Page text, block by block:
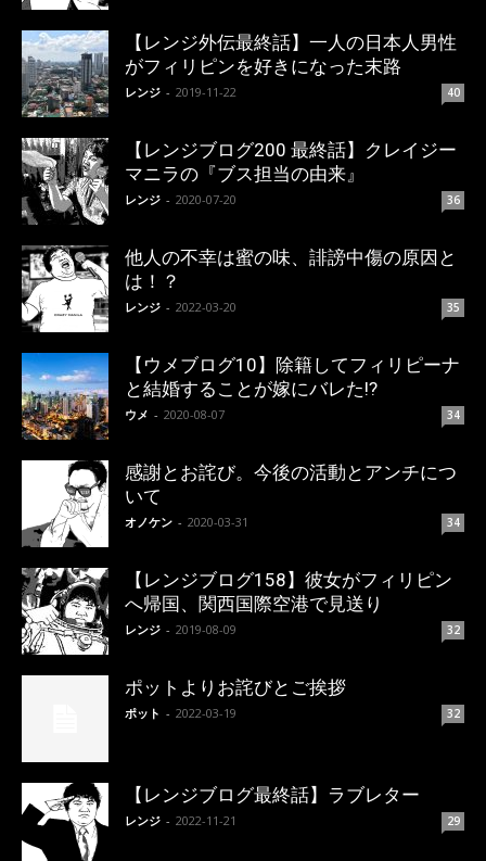
【レンジ外伝最終話】一人の日本人男性
がフィリピンを好きになった末路
レンジ - 2019-11-22 40
【レンジブログ200 最終話】クレイジー
マニラの『ブス担当の由来』
レンジ - 2020-07-20 36
他人の不幸は蜜の味、誹謗中傷の原因と
は！？
レンジ - 2022-03-20 35
【ウメブログ10】除籍してフィリピーナ
と結婚することが嫁にバレた!?
ウメ - 2020-08-07 34
感謝とお詫び。今後の活動とアンチにつ
いて
オノケン - 2020-03-31 34
【レンジブログ158】彼女がフィリピン
へ帰国、関西国際空港で見送り
レンジ - 2019-08-09 32
ポットよりお詫びとご挨拶
ポット - 2022-03-19 32
【レンジブログ最終話】ラブレター
レンジ - 2022-11-21 29